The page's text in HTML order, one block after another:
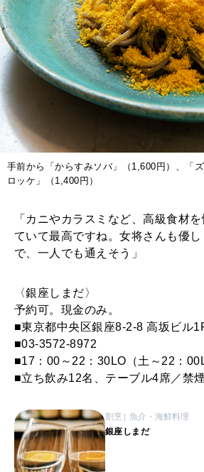
手前から「からすみソバ」（1,600円）、「
ロッケ」（1,400円）
「カニやカラスミなど、高級食材
ていて最高ですね。女将さんも優
で、一人でも通えそう」
〈銀座しまだ〉
予約可。現金のみ。
■東京都中央区銀座8-2-8 高坂ビル
■03-3572-8972
■17：00～22：30LO（土～22：
■立ち飲み12名、テーブル4席／禁
割烹 魚介・海鮮料理
銀座しまだ